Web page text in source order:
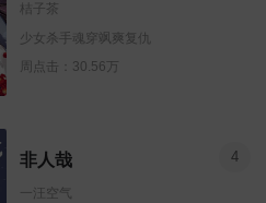
桔子茶
少女杀手魂穿飒爽复仇
周点击：30.56万
非人哉
一汪空气
4